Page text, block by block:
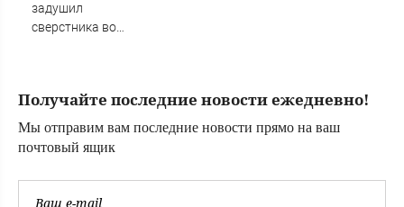
задушил
сверстника во
Получайте последние новости ежедневно!
Мы отправим вам последние новости прямо на ваш
почтовый ящик